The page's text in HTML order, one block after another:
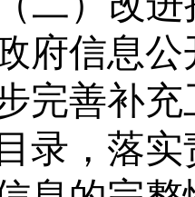
政府信息
完善补
录，落